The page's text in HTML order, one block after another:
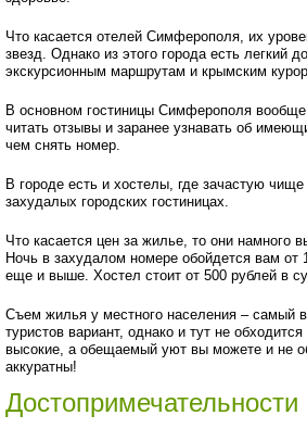
Что касается отелей Симферополя, их
звезд. Однако из этого города есть легкий
экскурсионным маршрутам и крымским
В основном гостиницы Симферополя
читать отзывы и заранее узнавать об
чем снять номер.
В городе есть и хостелы, где зачастую
захудалых городских гостиницах.
Что касается цен за жилье, то они намного
Ночь в захудалом номере обойдется вам от
еще и выше. Хостел стоит от 500 рублей в
Съем жилья у местного населения – самый
туристов вариант, однако и тут не
высокие, а обещаемый уют вы можете и не
аккуратны!